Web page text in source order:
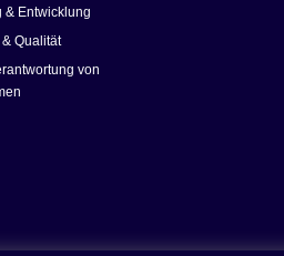
& Entwicklung
Qualität
von